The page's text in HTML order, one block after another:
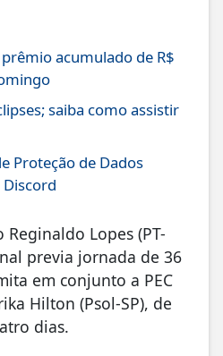
acumulado de R$
saiba como assistir
Proteção de Dados
Reginaldo Lopes (PT-
previa jornada de 36
em conjunto a PEC
Hilton (Psol-SP), de
dias.